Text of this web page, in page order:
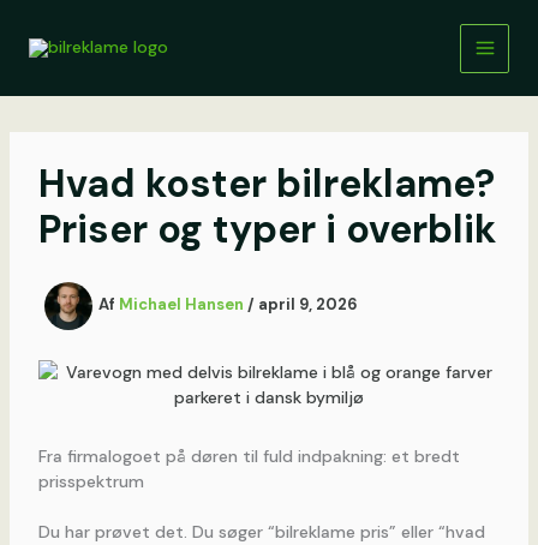
indholdet
Hvad koster bilreklame?
Priser og typer i overblik
Af Michael Hansen / april 9, 2026
Fra firmalogoet på døren til fuld indpakning: et bredt
prisspektrum
Du har prøvet det. Du søger “bilreklame pris” eller “hvad